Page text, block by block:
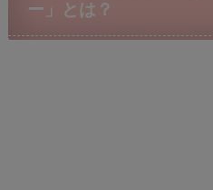
ー」とは？